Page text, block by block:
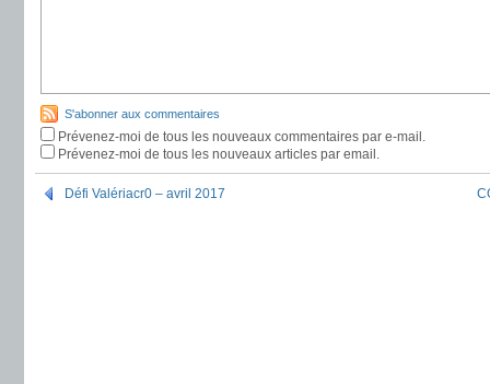
S'abonner aux commentaires
Prévenez-moi de tous les nouveaux commentaires par e-mail.
Prévenez-moi de tous les nouveaux articles par email.
Défi Valériacr0 – avril 2017